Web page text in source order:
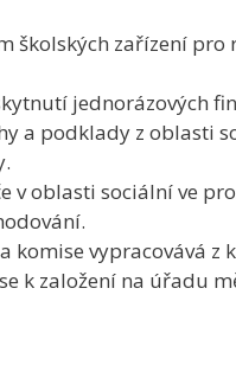
školských zařízení pro
jednorázových
a podklady z oblasti
v oblasti sociální ve
komise vypracovává z
k založení na úřadu